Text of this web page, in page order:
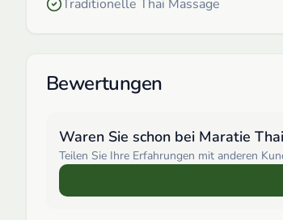
Traditionelle Thai Massage
Bewertungen
Waren Sie schon bei Maratie
Teilen Sie Ihre Erfahrungen mit anderen